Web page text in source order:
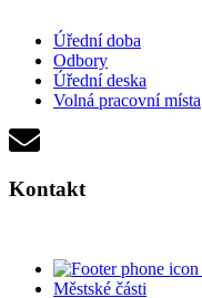
Úřední doba
Odbory
Úřední deska
Volná pracovní místa
Kontakt
Městské části